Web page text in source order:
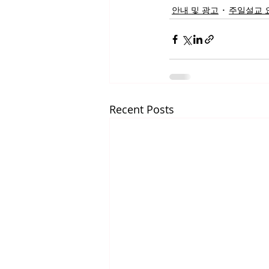
안내 및 광고 주일설교
Recent Posts